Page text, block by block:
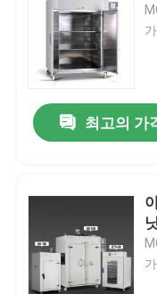
최고의 가